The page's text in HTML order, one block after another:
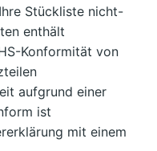
Stückliste nicht-
enthält
Konformität von
aufgrund einer
ist
mit einem